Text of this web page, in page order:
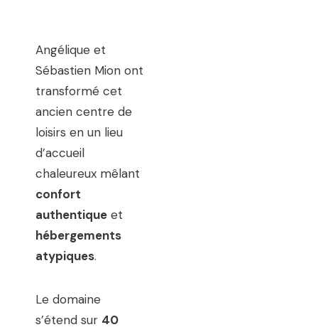
Angélique et
Sébastien Mion ont
transformé cet
ancien centre de
loisirs en un lieu
d’accueil
chaleureux mêlant
confort
authentique et
hébergements
atypiques.
Le domaine
s’étend sur 40